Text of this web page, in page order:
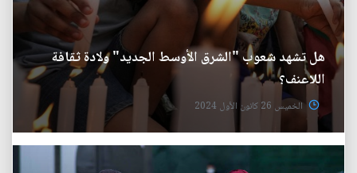
هل تشهد شعوب "الشرق الأوسط الجديد" ولادة ثقافة
اللاعنف؟
الخميس 26 كانون الأول 2024